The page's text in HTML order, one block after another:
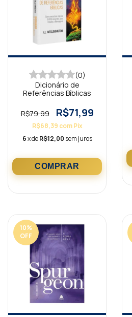
(0)
Dicionário de
Referências Bíblicas
R$79,99 R$71,99
R$68,39 com Pix
6x deR$12,00 sem juros
10%
OFF